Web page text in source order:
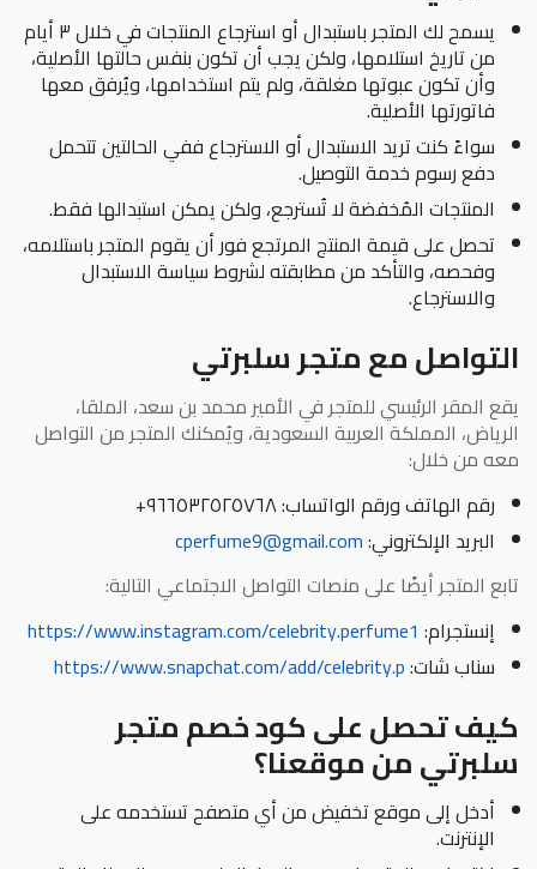
يسمح لك المتجر باستبدال أو استرجاع المنتجات في خلال ٣ أيام
من تاريخ استلامها، ولكن يجب أن تكون بنفس حالتها الأصلية،
وأن تكون عبوتها مغلقة، ولم يتم استخدامها، ويُرفق معها
فاتورتها الأصلية.
سواءً كنت تريد الاستبدال أو الاسترجاع ففي الحالتين تتحمل
دفع رسوم خدمة التوصيل.
المنتجات المُخفضة لا تُسترجع، ولكن يمكن استبدالها فقط.
تحصل على قيمة المنتج المرتجع فور أن يقوم المتجر باستلامه،
وفحصه، والتأكد من مطابقته لشروط سياسة الاستبدال
والاسترجاع.
التواصل مع متجر سلبرتي
يقع المقر الرئيسي للمتجر في الأمير محمد بن سعد، الملقا،
الرياض، المملكة العربية السعودية، ويُمكنك المتجر من التواصل
معه من خلال:
رقم الهاتف ورقم الواتساب: ٩٦٦٥٣٢٥٢٥٧٦٨+
البريد الإلكتروني:cperfume9@gmail.com
تابع المتجر أيضًا على منصات التواصل الاجتماعي التالية:
إنستجرام: https://www.instagram.com/celebrity.perfume1
سناب شات:https://www.snapchat.com/add/celebrity.p
كيف تحصل على كود خصم متجر
سلبرتي من موقعنا؟
أدخل إلى موقع تخفيض من أي متصفح تستخدمه على
الإنترنت.